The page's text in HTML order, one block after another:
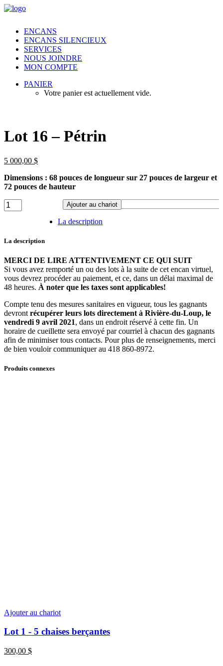
ENCANS
ENCANS SILENCIEUX
SERVICES
NOUS JOINDRE
MON COMPTE
PANIER
Votre panier est actuellement vide.
Lot 16 – Pétrin
5 000,00 $
Dimensions : 68 pouces de longueur sur 27 pouces de largeur et
72 pouces de hauteur
Lot
16
quantité
Ajouter au chariot
La description
La description
MERCI DE LIRE ATTENTIVEMENT CE QUI SUIT
Si vous avez remporté un ou des lots à la suite de cet encan virtuel,
vous devrez procéder au paiement, et ce, dans un délai maximal de
48 heures. À noter que les taxes sont applicables!
Compte tenu des mesures sanitaires en vigueur, tous les gagnants
devront récupérer leurs lots directement à Rivière-du-Loup, le
vendredi 9 avril 2021, dans un endroit réservé à cette fin. Un
horaire de cueillette sera envoyé par courriel à chacun des gagnants
afin de minimiser tous contacts. Pour plus de renseignements, merci
de bien vouloir communiquer au 418 860-8972.
Produits connexes
Ajouter au chariot
Lot 1 - 5 chaises berçantes
300,00 $